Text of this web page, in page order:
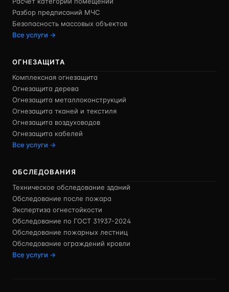
Разбор предписаний МЧС
Безопасность массовых объектов
Все услуги →
ОГНЕЗАЩИТА
Комплексная огнезащита
Огнезащита дерева
Огнезащита металлоконструкций
Огнезащита тканей и текстиля
Огнезащита воздуховодов
Огнезащита кабелей
Все услуги →
ОБСЛЕДОВАНИЯ
Техническое обследование зданий
Обследование после пожара
Экспертиза огнестойкости
Обследование по ГОСТ 31937-2024
Обследование пожарных лестниц
Обследование ограждений кровли
Все услуги →